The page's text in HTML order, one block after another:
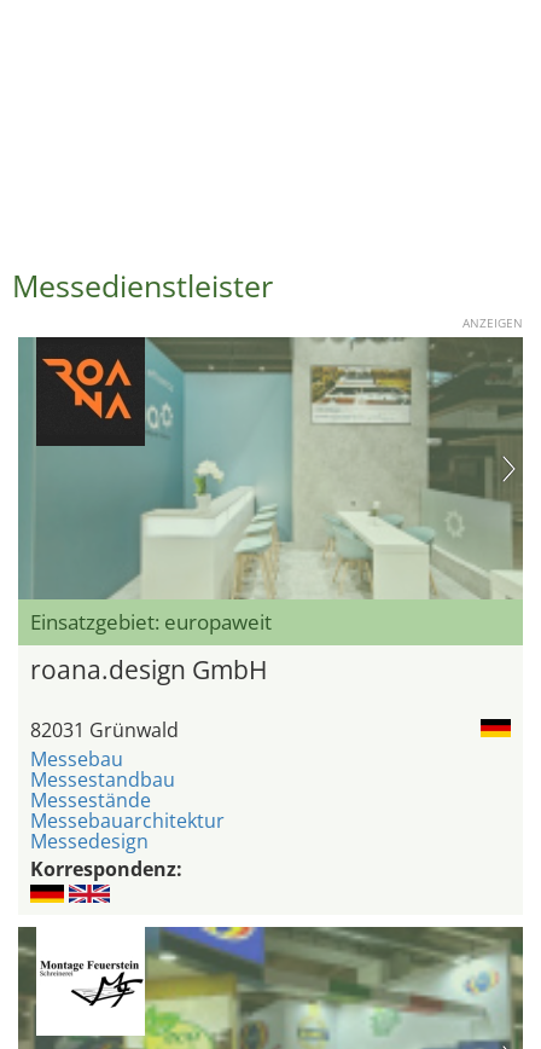
Messedienstleister
ANZEIGEN
Einsatzgebiet: europaweit
roana.design GmbH
82031 Grünwald
Messebau
Messestandbau
Messestände
Messebauarchitektur
Messedesign
Korrespondenz: